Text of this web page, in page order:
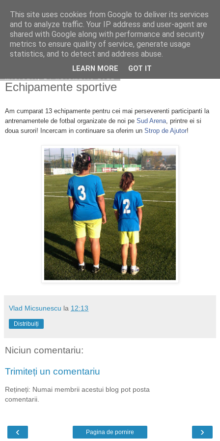
Asociatia Strop de Ajutor
Echipamente sportive
Am cumparat 13 echipamente pentru cei mai perseverenti participanti la
antrenamentele de fotbal organizate de noi pe Sud Arena , printre ei si
doua surori! Incercam in continuare sa oferim un Strop de Ajutor!
Vlad Micsunescu la 12:13
Distribuiți
Niciun comentariu:
Trimiteți un comentariu
Rețineți: Numai membrii acestui blog pot posta
comentarii.
‹ ›
Pagina de pornire
This site uses cookies from Google to deliver its services
and to analyze traffic. Your IP address and user-agent are
shared with Google along with performance and security
metrics to ensure quality of service, generate usage
statistics, and to detect and address abuse.
LEARN MORE GOT IT